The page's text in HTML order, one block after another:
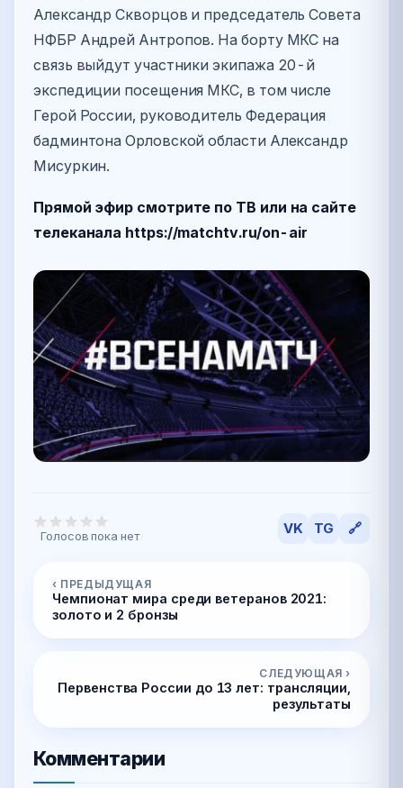
Александр Скворцов и председатель Совета
НФБР Андрей Антропов. На борту МКС на
связь выйдут участники экипажа 20-й
экспедиции посещения МКС, в том числе
Герой России, руководитель Федерация
бадминтона Орловской области Александр
Мисуркин.
Прямой эфир смотрите по ТВ или на сайте
телеканала https://matchtv.ru/on-air
Голосов пока нет VK TG 🔗
‹ ПРЕДЫДУЩАЯ
Чемпионат мира среди ветеранов 2021:
золото и 2 бронзы
СЛЕДУЮЩАЯ ›
Первенства России до 13 лет: трансляции,
результаты
Комментарии